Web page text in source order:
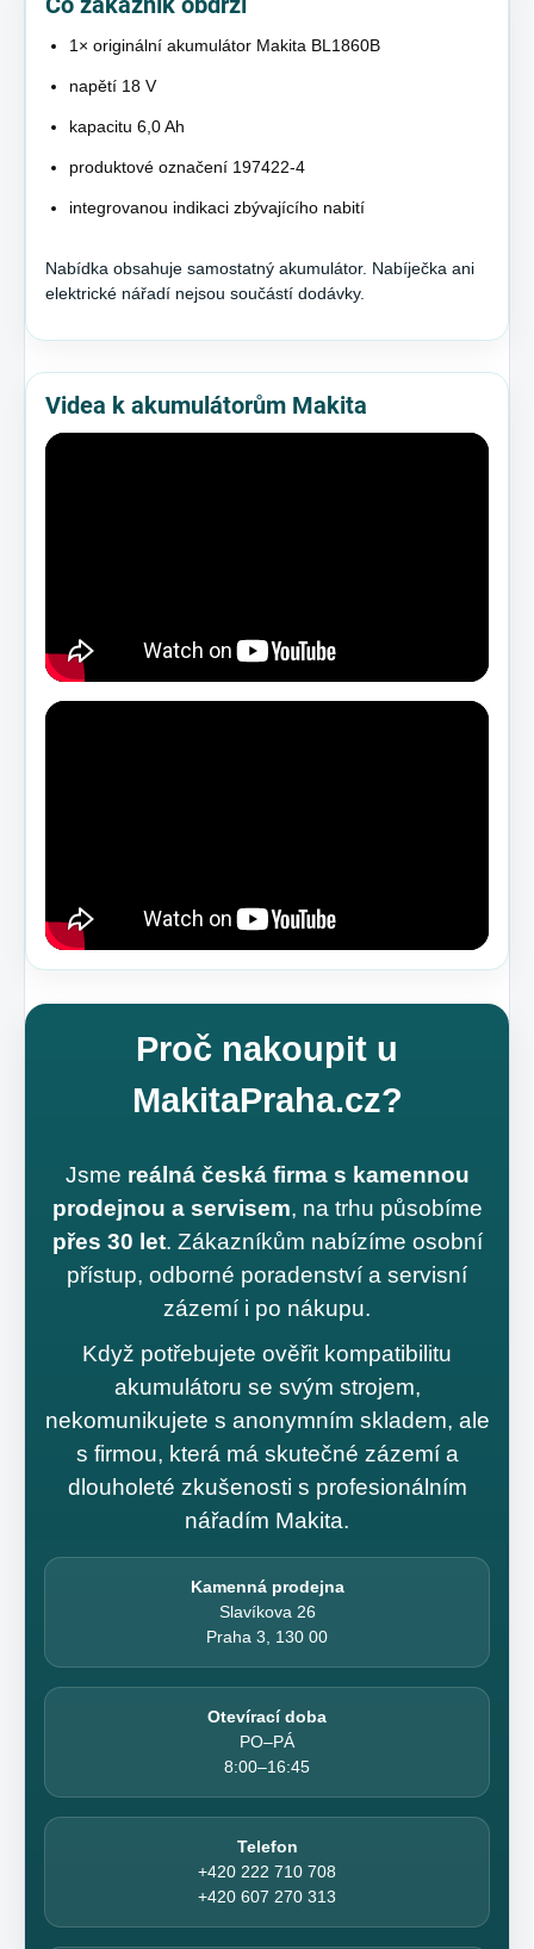
1× originální akumulátor Makita BL1860B
napětí 18 V
kapacitu 6,0 Ah
produktové označení 197422-4
integrovanou indikaci zbývajícího nabití
Nabídka obsahuje samostatný akumulátor. Nabíječka ani
elektrické nářadí nejsou součástí dodávky.
Videa k akumulátorům Makita
Proč nakoupit u
MakitaPraha.cz?
Jsme reálná česká firma s kamennou
prodejnou a servisem, na trhu působíme
přes 30 let. Zákazníkům nabízíme osobní
přístup, odborné poradenství a servisní
zázemí i po nákupu.
Když potřebujete ověřit kompatibilitu
akumulátoru se svým strojem,
nekomunikujete s anonymním skladem, ale
s firmou, která má skutečné zázemí a
dlouholeté zkušenosti s profesionálním
nářadím Makita.
Kamenná prodejna
Slavíkova 26
Praha 3, 130 00
Otevírací doba
PO–PÁ
8:00–16:45
Telefon
+420 222 710 708
+420 607 270 313